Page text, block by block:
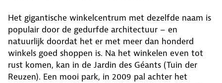
Het gigantische winkelcentrum met dezelfde naam is
populair door de gedurfde architectuur – en
natuurlijk doordat het er met meer dan honderd
winkels goed shoppen is. Na het winkelen even tot
rust komen, kan in de Jardin des Géants (Tuin der
Reuzen). Een mooi park, in 2009 pal achter het